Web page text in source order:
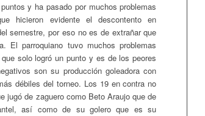
y ha pasado por muchos problemas
hicieron evidente el descontento en
semestre, por eso no es de extrañar que
parroquiano tuvo muchos problemas
solo logró un punto y es de los peores
son su producción goleadora con
débiles del torneo. Los 19 en contra no
jugó de zaguero como Beto Araujo que de
así como de su golero que es su